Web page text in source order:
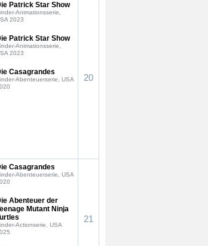
Patrick Star Show
Animationsserie,
2023
Patrick Star Show
Animationsserie,
2023
Casagrandes
Abenteuerserie, USA
20
Casagrandes
Abenteuerserie, USA
Abenteuer der
Mutant Ninja
Actionserie, USA
21